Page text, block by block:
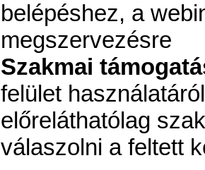
belépéshez, a
megszervezésre
Szakmai
felület
előreláthatólag
válaszolni a feltett